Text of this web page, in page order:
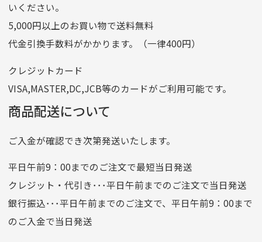
ゆうちょ間
記号
14710
他銀行から
店名
四七八（読みヨンナナハチ）
店番
478
預金種目
普通預金
口座番号
0776226
口座名義
株式会社一条
クレジットカード
いください。
5,000円以上のお買い物で送料無料
代金引換手数料がかかります。（一律400円）
クレジットカード
VISA,MASTER,DC,JCB等のカードがご利用可能です。
商品配送について
ご入金が確認でき次第発送いたします。
平日午前9：00までのご注文で最短当日発送
クレジット・代引き･･･平日午前までのご注文で当日発送
銀行振込･･･平日午前までのご注文で、平日午前9：00まで
のご入金で当日発送